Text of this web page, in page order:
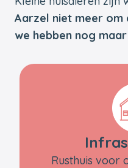
Aarzel niet meer om
we hebben nog
Rusthuis voor